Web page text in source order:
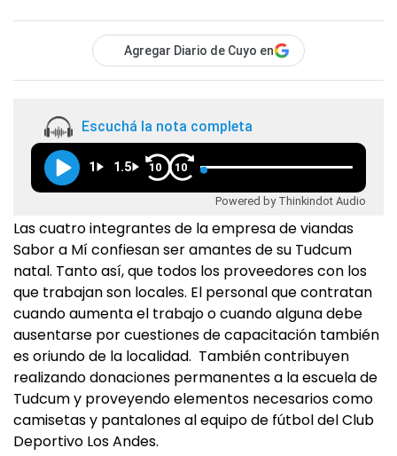
Agregar Diario de Cuyo en
Escuchá la nota completa
1 1.5 10 10
Powered by Thinkindot Audio
Las cuatro integrantes de la empresa de viandas
Sabor a Mí confiesan ser amantes de su Tudcum
natal. Tanto así, que todos los proveedores con los
que trabajan son locales. El personal que contratan
cuando aumenta el trabajo o cuando alguna debe
ausentarse por cuestiones de capacitación también
es oriundo de la localidad. También contribuyen
realizando donaciones permanentes a la escuela de
Tudcum y proveyendo elementos necesarios como
camisetas y pantalones al equipo de fútbol del Club
Deportivo Los Andes.